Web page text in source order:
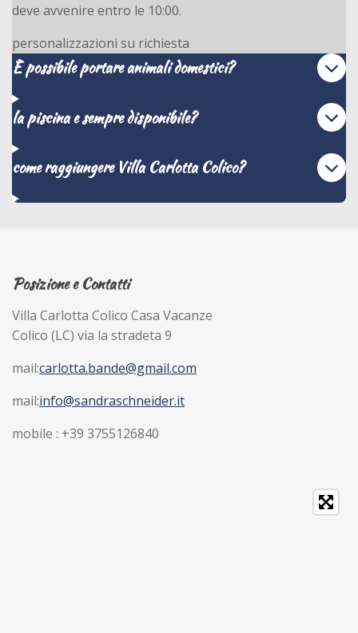
deve avvenire entro le 10:00.
personalizzazioni su richiesta
È possibile portare animali domestici?
la piscina e sempre disponibile?
come raggiungere Villa Carlotta Colico?
Posizione e Contatti
Villa Carlotta Colico Casa Vacanze
Colico (LC) via la stradeta 9
mail:carlotta.bande@gmail.com
mail:info@sandraschneider.it
mobile : +39 3755126840